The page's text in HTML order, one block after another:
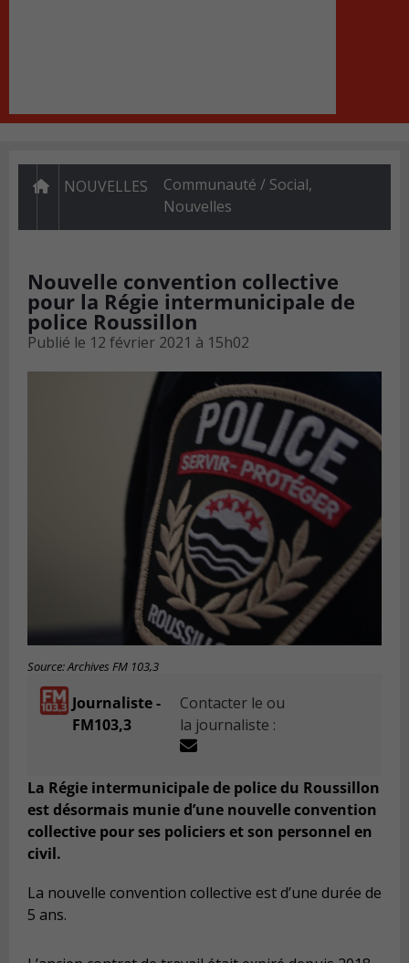
NOUVELLES Communauté / Social,
Nouvelles
Nouvelle convention collective
pour la Régie intermunicipale de
police Roussillon
Publié le 12 février 2021 à 15h02
Source: Archives FM 103,3
Journaliste -
FM103,3
Contacter le ou
la journaliste :
La Régie intermunicipale de police du Roussillon
est désormais munie d’une nouvelle convention
collective pour ses policiers et son personnel en
civil.
La nouvelle convention collective est d’une durée de
5 ans.